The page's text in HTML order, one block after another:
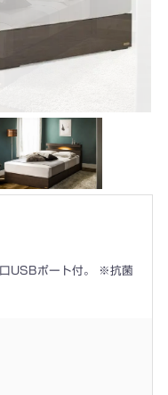
USBポート付。 ※抗菌